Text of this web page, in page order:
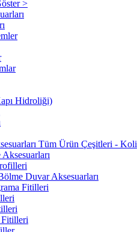
>
Hidroliği)
Tüm Ürün Çeşitleri - Koli
Duvar Aksesuarları
Fitilleri
Fitilleri